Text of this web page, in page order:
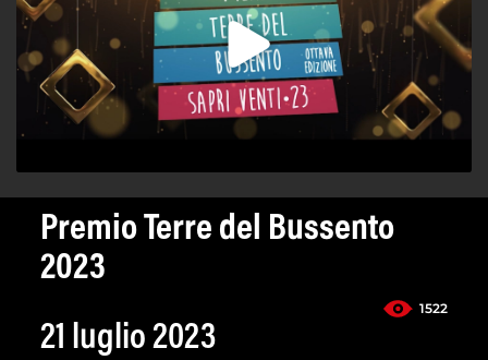
Premio Terre del Bussento
2023
1522
21 luglio 2023